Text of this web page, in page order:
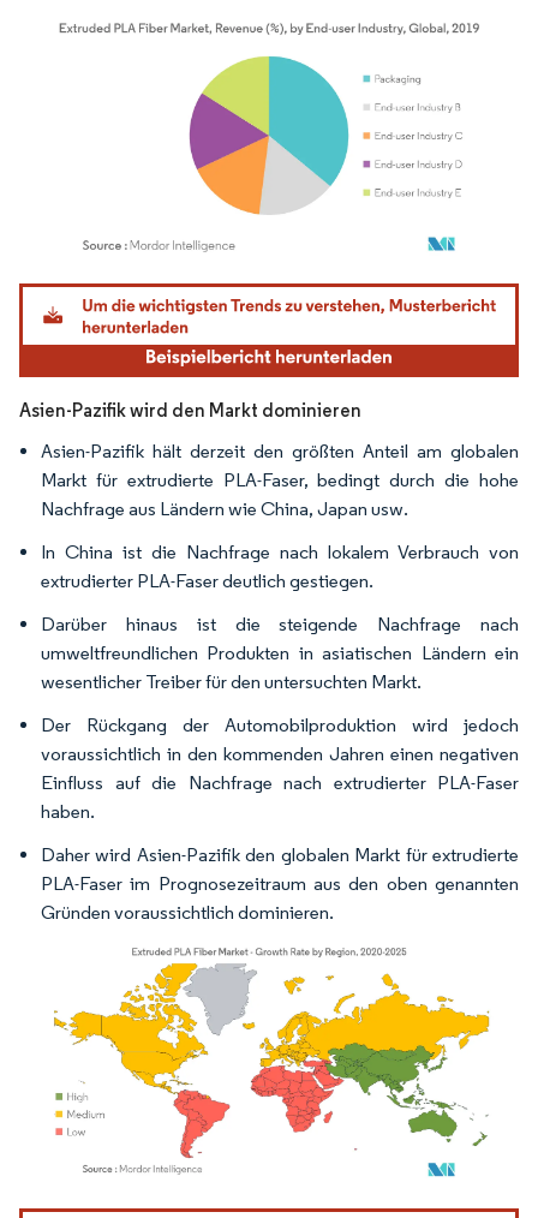
Bild © Mordor Intelligence. Wiederverwendung erfordert Namensnennung gemäß
Asien-Pazifik wird den Markt dominieren
Asien-Pazifik hält derzeit den größten Anteil am globalen
Markt für extrudierte PLA-Faser, bedingt durch die hohe
Nachfrage aus Ländern wie China, Japan usw.
In China ist die Nachfrage nach lokalem Verbrauch von
extrudierter PLA-Faser deutlich gestiegen.
Darüber hinaus ist die steigende Nachfrage nach
umweltfreundlichen Produkten in asiatischen Ländern ein
wesentlicher Treiber für den untersuchten Markt.
Der Rückgang der Automobilproduktion wird jedoch
voraussichtlich in den kommenden Jahren einen negativen
Einfluss auf die Nachfrage nach extrudierter PLA-Faser
haben.
Daher wird Asien-Pazifik den globalen Markt für extrudierte
PLA-Faser im Prognosezeitraum aus den oben genannten
Gründen voraussichtlich dominieren.
Bild © Mordor Intelligence. Wiederverwendung erfordert Namensnennung gemäß